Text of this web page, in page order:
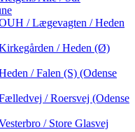
/ Lægevagten / Heden
/ Heden (Ø)
/ Falen (S) (Odense
/ Roersvej (Odense
/ Store Glasvej